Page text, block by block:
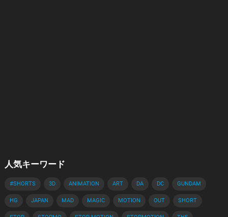
人気キーワード
#SHORTS 3D ANIMATION ART DA DC GUNDAM
HG JAPAN MAD MAGIC MOTION OUT SHORT